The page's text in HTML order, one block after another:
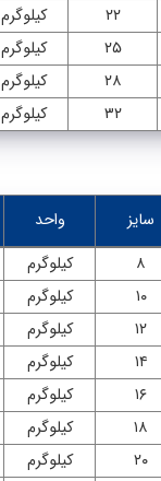
۲۲ کیلوگرم
۲۵ کیلوگرم
۲۸ کیلوگرم
۳۲ کیلوگرم
سایز واحد
۸ کیلوگرم
۱۰ کیلوگرم
۱۲ کیلوگرم
۱۴ کیلوگرم
۱۶ کیلوگرم
۱۸ کیلوگرم
۲۰ کیلوگرم